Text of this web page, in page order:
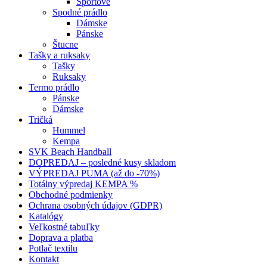
Spodné prádlo
Dámske
Pánske
Štucne
Tašky a ruksaky
Tašky
Ruksaky
Termo prádlo
Pánske
Dámske
Tričká
Hummel
Kempa
SVK Beach Handball
DOPREDAJ – posledné kusy skladom
VÝPREDAJ PUMA (až do -70%)
Totálny výpredaj KEMPA %
Obchodné podmienky
Ochrana osobných údajov (GDPR)
Katalógy
Veľkostné tabuľky
Doprava a platba
Potlač textilu
Kontakt